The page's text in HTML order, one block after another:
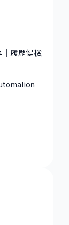
Test
履歷健檢